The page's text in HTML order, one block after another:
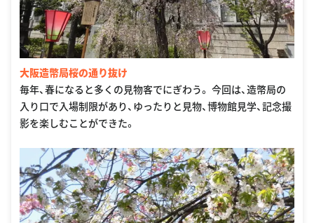
大阪造幣局桜の通り抜け
毎年、春になると多くの見物客でにぎわう。 今回は、造幣局の
入り口で入場制限があり、ゆったりと見物、博物館見学、記念撮
影を楽しむことができた。